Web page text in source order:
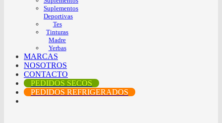
Suplementos
Deportivas
Tes
Tinturas
Madre
Yerbas
MARCAS
NOSOTROS
CONTACTO
PEDIDOS SECOS
PEDIDOS REFRIGERADOS